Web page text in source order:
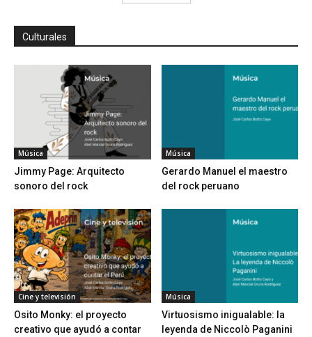
Culturales
Música
Jimmy Page: Arquitecto
sonoro del rock
Música
Gerardo Manuel el maestro
del rock peruano
Cine y televisión
Osito Monky: el proyecto
creativo que ayudó a contar
Música
Virtuosismo inigualable: la
leyenda de Niccolò Paganini